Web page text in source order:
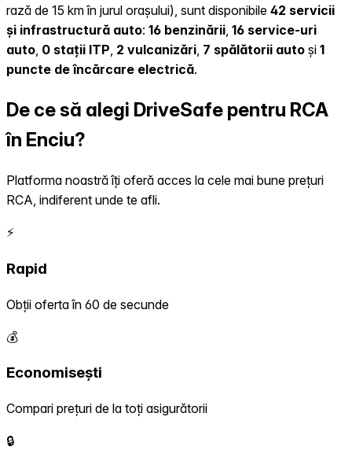
rază de 15 km în jurul orașului), sunt disponibile 42 servicii
și infrastructură auto: 16 benzinării, 16 service-uri
auto, 0 stații ITP, 2 vulcanizări, 7 spălătorii auto și 1
puncte de încărcare electrică.
De ce să alegi DriveSafe pentru RCA
în Enciu?
Platforma noastră îți oferă acces la cele mai bune prețuri
RCA, indiferent unde te afli.
⚡
Rapid
Obții oferta în 60 de secunde
💰
Economisești
Compari prețuri de la toți asigurătorii
🔒